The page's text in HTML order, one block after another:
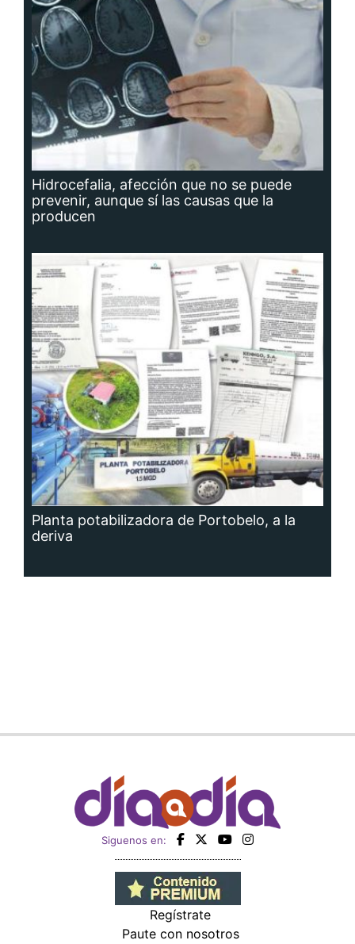
Hidrocefalia, afección que no se puede
prevenir, aunque sí las causas que la
producen
Planta potabilizadora de Portobelo, a la
deriva
Siguenos en:
Regístrate
Paute con nosotros